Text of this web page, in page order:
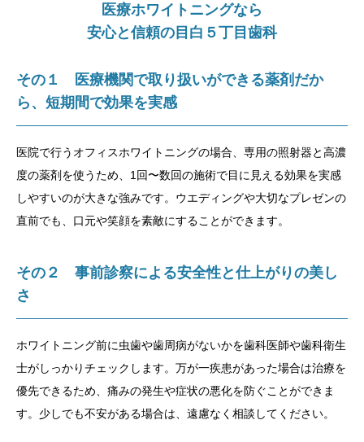
医療ホワイトニングなら
安心と信頼の目白５丁目歯科
その１ 医療機関で取り扱いができる薬剤だか
ら、短期間で効果を実感
医院で行うオフィスホワイトニングの場合、専用の照射器と高濃
度の薬剤を使うため、1回〜数回の施術で目に見える効果を実感
しやすいのが大きな強みです。ウエディングや大切なプレゼンの
直前でも、口元や笑顔を素敵にすることができます。
その２ 事前診察による安全性と仕上がりの美し
さ
ホワイトニング前に虫歯や歯周病がないかを歯科医師や歯科衛生
士がしっかりチェックします。万が一疾患があった場合は治療を
優先できるため、痛みの発生や症状の悪化を防ぐことができま
す。少しでも不安がある場合は、遠慮なく相談してください。